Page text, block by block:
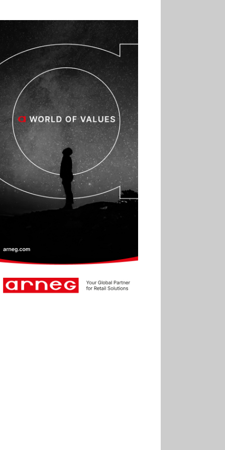
réduire sa consommation
01.07
Aldi Studio lance sa
première collection capsule
inspirée de ses codes
visuels
01.07
Cafom annonce
des résultats semestriels en
hausse, portés par le e-
commerce
30.06
La Sportiva affiche
une croissance solide en
2025
30.06
Canicule : les